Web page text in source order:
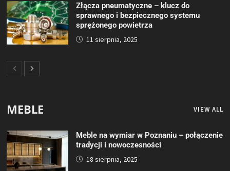
Złącza pneumatyczne – klucz do
sprawnego i bezpiecznego systemu
sprężonego powietrza
11 sierpnia, 2025
MEBLE VIEW ALL
Meble na wymiar w Poznaniu – połączenie
tradycji i nowoczesności
18 sierpnia, 2025